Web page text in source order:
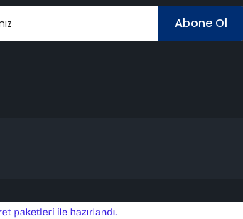
Abone Ol
e-